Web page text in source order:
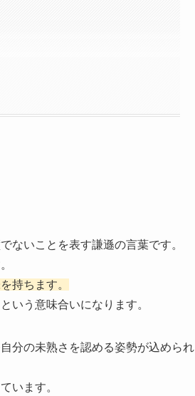
ないことを表す謙遜の言葉です。
持ちます。
いう意味合いになります。
分の未熟さを認める姿勢が込められ
います。